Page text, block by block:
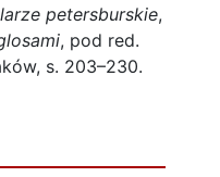
petersburskie,
, pod red.
s. 203–230.